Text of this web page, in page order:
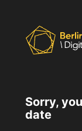
Sorry,
date